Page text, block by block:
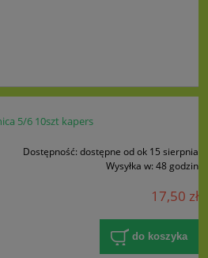
5/6 10szt kapers
Dostępność: dostępne od ok 15 sierpnia
Wysyłka w: 48 godzin
17,50 zł
do koszyka